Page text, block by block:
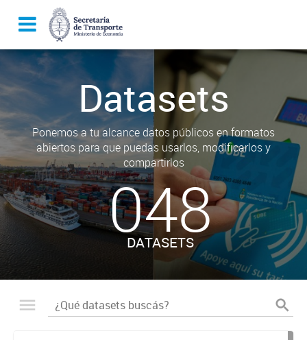
Datasets
Ponemos a tu alcance datos públicos en formatos
abiertos para que puedas usarlos, modificarlos y
compartirlos
048
DATASETS